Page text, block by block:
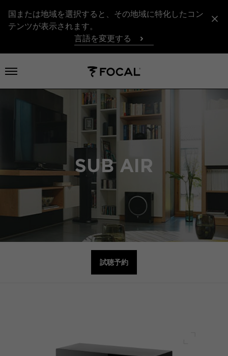
国または地域を選択すると、その地域に特化したコン
テンツが表示されます。
言語を変更する
メニューを開く
SUB AIR
試聴予約